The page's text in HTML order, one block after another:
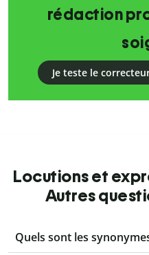
rédaction
Je teste le
Locutions et
Autres
Quels sont les